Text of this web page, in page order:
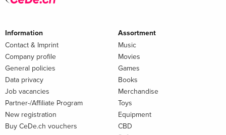
Information
Contact & Imprint
Company profile
General policies
Data privacy
Job vacancies
Partner-/Affiliate Program
New registration
Buy CeDe.ch vouchers
Assortment
Music
Movies
Games
Books
Merchandise
Toys
Equipment
CBD